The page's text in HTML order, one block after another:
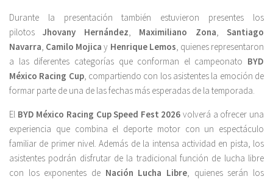
Durante la presentación también estuvieron presentes los
pilotosJhovany Hernández Maximiliano Zona ,Santiago
Navarra Camilo Mojica y Henrique Lemos , quienes representaron
a las diferentes categorías que conforman el campeonato BYD
México Racing Cup, compartiendo con los asistentes la emoción de
formar parte de una de las fechas más esperadas de la temporada.
El BYD México Racing Cup Speed Fest 2026 volverá a ofrecer una
experiencia que combina el deporte motor con un espectáculo
familiar de primer nivel. Además de la intensa actividad en pista, los
asistentes podrán disfrutar de la tradicional función de lucha libre
con los exponentes de Nación Lucha Libre , quienes serán los